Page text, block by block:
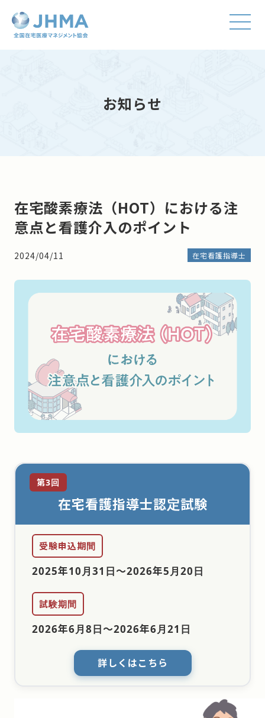
お知らせ
在宅酸素療法（HOT）における注
意点と看護介入のポイント
2024/04/11 在宅看護指導士
第3回
在宅看護指導士認定試験
受験申込期間
2025年10月31日〜2026年5月20日
試験期間
2026年6月8日〜2026年6月21日
詳しくはこちら